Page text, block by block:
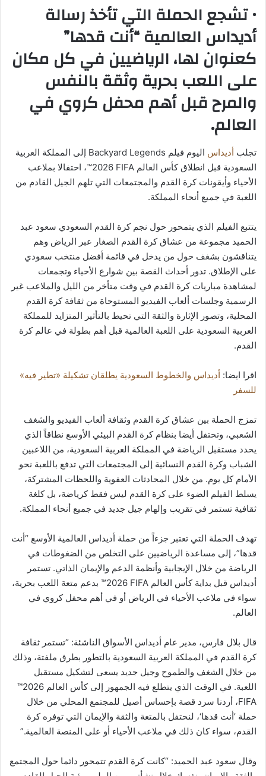
• تشجع الحملة التي تأخذ رسالة
أديداس العالمية “أنت قدها”
كعنوان لها، الرياضيين في كل مكان
على اللعب بحرية وثقة بالنفس
والمرح قبل أهم محفل كروي في
العالم.
تجلب أديداس
اليوم فيلم Backyard Legends إلى المملكة العربية
السعودية قبل انطلاق كأس العالم ‎‎™2026 FIFA‏‏، احتفالا بملاعب
الأحياء وأيقونات كرة القدم والمجتمعات التي تلهم الجيل القادم من
اللعبة في جميع أنحاء المملكة.
يتتبع الفيلم الذي يتمحور حول نجم كرة القدم السعودي سعود عبد
الحميد مجموعة من عشاق كرة القدم الصغار عبر الرياض وهم
يتناقشون بشغف حول من يدخل في قائمة أفضل منتخب سعودي
على الإطلاق. تدور أحداث القصة بين شوارع الأحياء وتجمعات
لمشاهدة مباريات كرة القدم في وقت متأخر من الليل والملاعب غير
الرسمية وجلسات ألعاب الفيديو المستوحاة من ثقافة كرة القدم
المحلية، وتصور الإثارة والثقة التي تحيط بالتأثير المتزايد للمملكة
العربية السعودية على اللعبة العالمية قبل أهم بطولة في عالم كرة
القدم.
اقرا ايضا: أديداس والخطوط السعودية يطلقان تشكيلة «تطير فيه»
للسفر
تمزج الحملة بين عشاق كرة القدم وثقافة ألعاب الفيديو والشغف
الشعبي، وتحتفل أيضا بنظام كرة القدم البيئي الأوسع نطاقاً الذي
يحدد مستقبل الرياضة في المملكة العربية السعودية، من اللاعبين
الشباب وكرة القدم النسائية إلى المجتمعات التي تدفع باللعبة نحو
الأمام كل يوم. من خلال المحادثات العفوية واللحظات المشتركة،
يسلط الفيلم الضوء على كرة القدم ليس فقط كرياضة، بل كلغة
ثقافية تستمر في تقريب وإلهام جيل جديد في جميع أنحاء المملكة.
تهدف الحملة التي تعتبر جزءاً من حملة أديداس العالمية الأوسع “أنت
قدها”، إلى مساعدة الرياضيين على التخلص من الضغوطات في
الرياضة من خلال الإيجابية وأنظمة الدعم والإيمان الذاتي. تستمر
أديداس قبل بداية كأس العالم ‎‎™2026 FIFA‏‏ بدعم متعة اللعب بحرية،
سواء في ملاعب الأحياء في الرياض أو في أهم محفل كروي في
العالم.
قال بلال فارس، مدير عام أديداس الأسواق الناشئة: “تستمر ثقافة
كرة القدم في المملكة العربية السعودية بالتطور بطرق ملفتة، وذلك
من خلال الشغف والطموح وجيل جديد يسعى لتشكيل مستقبل
اللعبة. في الوقت الذي يتطلع فيه الجمهور إلى كأس العالم ‎™2026
FIFA‏، أردنا سرد قصة بإحساس أصيل للمجتمع المحلي من خلال
حملة ’أنت قدها‘، لنحتفل بالمتعة والثقة والإيمان التي توفره كرة
القدم، سواء كان ذلك في ملاعب الأحياء أو على المنصة العالمية.”
وقال سعود عبد الحميد: “كانت كرة القدم تتمحور دائما حول المجتمع